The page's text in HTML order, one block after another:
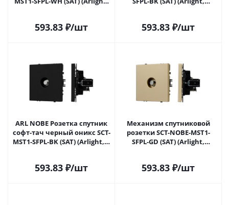
593.83 ₽/шт 593.83 ₽/шт
ARL NOBE Розетка спутник
софт-тач черный оникс SCT-
MST1-SFPL-BK (SAT) (Arlight, -)
593.83 ₽/шт
Механизм спутниковой
розетки SCT-NOBE-MST1-
SFPL-GD (SAT) (Arlight,
593.83 ₽/шт